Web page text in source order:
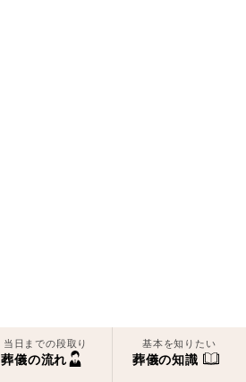
当日までの段取り
葬儀の流れ
基本を知りたい
葬儀の知識